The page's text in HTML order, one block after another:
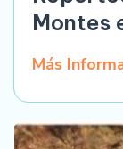
Montes
Más